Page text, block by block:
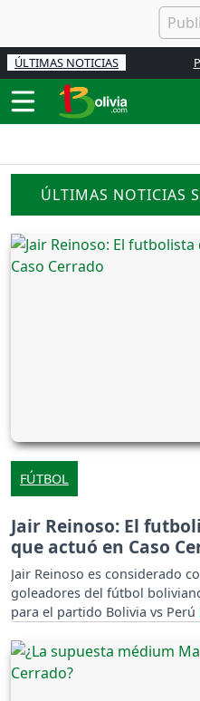
ÚLTIMAS NOTICIAS
ÚLTIMAS NOTICIAS
FÚTBOL
Jair Reinoso: El
que actuó en Caso
Jair Reinoso es considerado
goleadores del fútbol
para el partido Bolivia vs Perú